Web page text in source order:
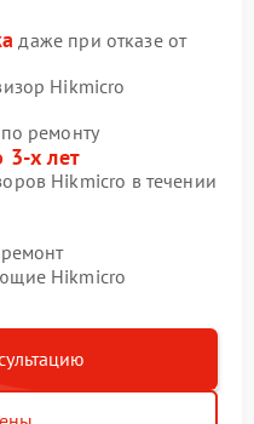
даже при отказе от
Hikmicro
ремонту
3-х лет
Hikmicro в течении
Hikmicro